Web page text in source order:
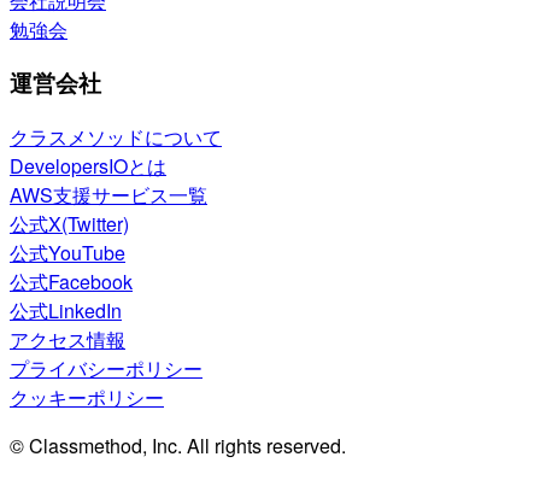
勉強会
運営会社
クラスメソッドについて
DevelopersIOとは
AWS支援サービス一覧
公式X(Twitter)
公式YouTube
公式Facebook
公式LinkedIn
アクセス情報
プライバシーポリシー
クッキーポリシー
© Classmethod, Inc. All rights reserved.